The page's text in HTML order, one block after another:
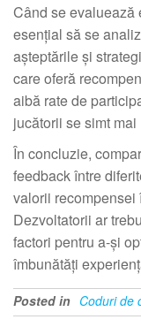
Când se evaluează
esențial să se
așteptările și
care oferă
aibă rate de
jucătorii se simt
În concluzie,
feedback între
valorii recompensei
Dezvoltatorii ar
factori pentru a-și
îmbunătăți
Posted in Coduri de